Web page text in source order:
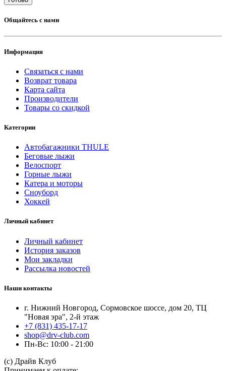
Общайтесь с нами
Информация
Связаться с нами
Возврат товара
Карта сайта
Производители
Товары со скидкой
Категории
Автобагажники THULE
Беговые лыжи
Велоспорт
Горные лыжи
Катера и моторы
Сноуборд
Хоккей
Личный кабинет
Личный кабинет
История заказов
Мои закладки
Рассылка новостей
Наши контакты
г. Нижний Новгород, Сормовское шоссе, дом 20, ТЦ
"Новая эра", 2-й этаж
+7 (831) 435-17-17
shop@drv-club.com
Пн-Вс: 10:00 - 21:00
(с) Драйв Клуб